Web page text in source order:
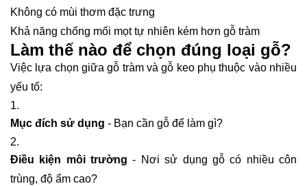
Không có mùi thơm đặc trưng
Khả năng chống mối mọt tự nhiên kém hơn gỗ tràm
Làm thế nào để chọn đúng loại gỗ?
Việc lựa chọn giữa gỗ tràm và gỗ keo phụ thuộc vào nhiều
yếu tố:
Mục đích sử dụng - Bạn cần gỗ để làm gì?
Điều kiện môi trường - Nơi sử dụng gỗ có nhiều côn
trùng, độ ẩm cao?